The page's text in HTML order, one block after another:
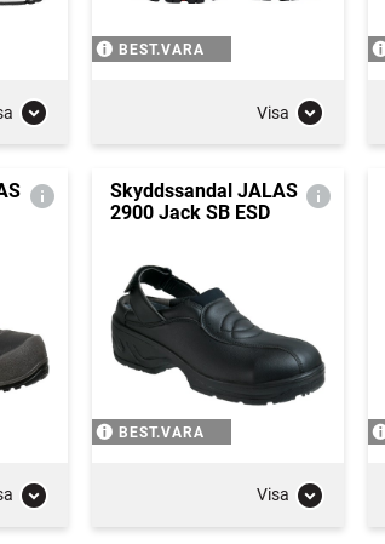
BEST.VARA
Visa
Skyddssandal JALAS
2900 Jack SB ESD
BEST.VARA
Visa